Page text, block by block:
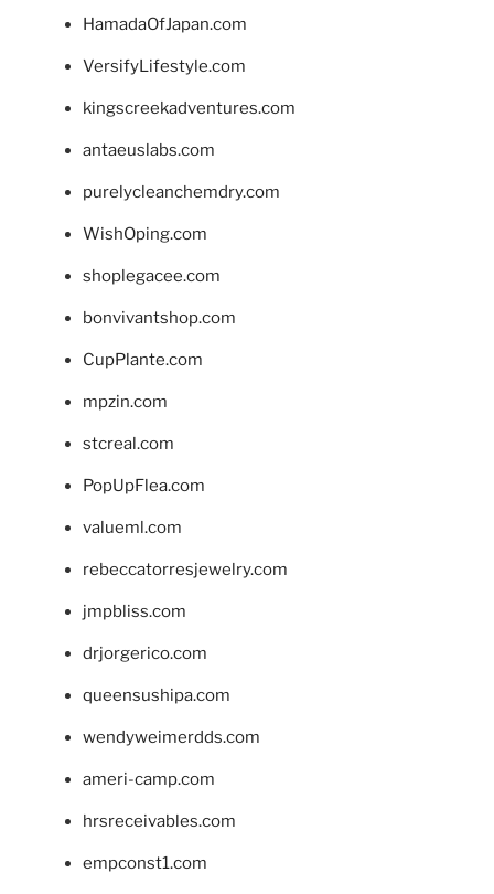
HamadaOfJapan.com
VersifyLifestyle.com
kingscreekadventures.com
antaeuslabs.com
purelycleanchemdry.com
WishOping.com
shoplegacee.com
bonvivantshop.com
CupPlante.com
mpzin.com
stcreal.com
PopUpFlea.com
valueml.com
rebeccatorresjewelry.com
jmpbliss.com
drjorgerico.com
queensushipa.com
wendyweimerdds.com
ameri-camp.com
hrsreceivables.com
empconst1.com